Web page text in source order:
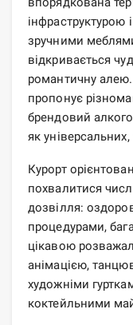
інфраструктурою
зручними
відкривається
романтичну
пропонує
брендовий
як універсальних,
Курорт
похвалитися
дозвілля:
процедурами,
цікавою
анімацією,
художніми
коктейльними